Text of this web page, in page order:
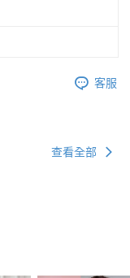
客服
查看全部